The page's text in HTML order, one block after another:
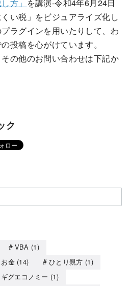
方」 を講演-令和4年6月24日
い税」をビジュアライズ化し
ラグインを用いたりして、わ
投稿を心がけています。
の他のお問い合わせは下記か
ク
VBA (1)
お金(14) ひとり親方 (1)
ギグエコノミー (1)